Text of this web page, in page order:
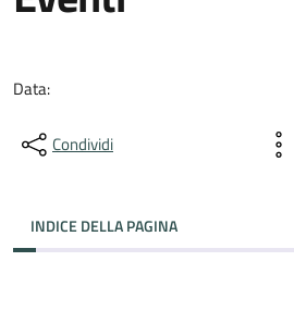
Data:
Condividi
INDICE DELLA PAGINA